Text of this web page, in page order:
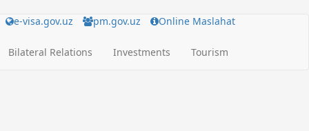
e-visa.gov.uz pm.gov.uz Online Maslahat
Bilateral Relations Investments Tourism